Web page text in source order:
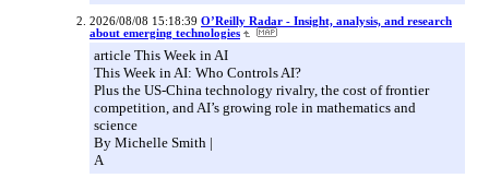
2026/08/08 15:18:39 O’Reilly Radar - Insight, analysis, and research
about emerging technologies
article This Week in AI
This Week in AI: Who Controls AI?
Plus the US-China technology rivalry, the cost of frontier
competition, and AI’s growing role in mathematics and
science
By Michelle Smith |
A